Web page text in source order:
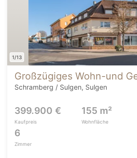
1/13
Großzügiges Wohn-und
Schramberg / Sulgen, Sulgen
399.900 €
Kaufpreis
155 m²
Wohnfläche
6
Zimmer